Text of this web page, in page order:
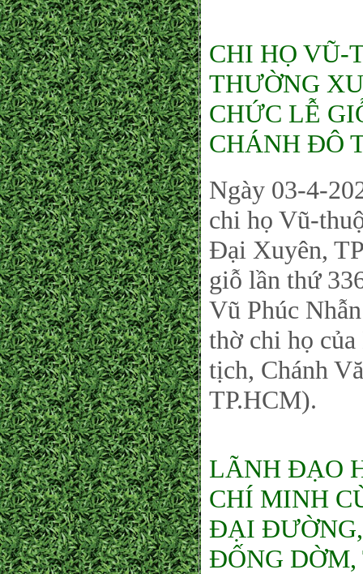
CHI HỌ VŨ-
THƯỜNG
CHỨC LỄ
CHÁNH ĐÔ
Ngày 03-4-
chi họ Vũ-
Đại Xuyên,
giỗ lần thứ
Vũ Phúc
thờ chi họ
tịch, Chánh
TP.HCM).
LÃNH ĐẠO
CHÍ MINH
ĐẠI
ĐỐNG DỜM,